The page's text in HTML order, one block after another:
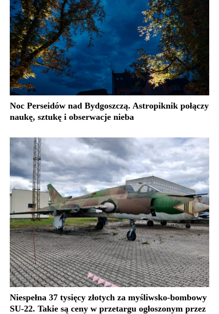
Noc Perseidów nad Bydgoszczą. Astropiknik połączy
naukę, sztukę i obserwacje nieba
Niespełna 37 tysięcy złotych za myśliwsko-bombowy
SU-22. Takie są ceny w przetargu ogłoszonym przez